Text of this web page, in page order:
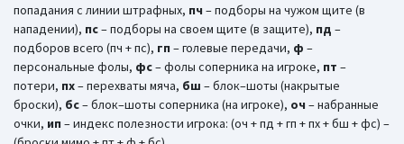
попадания с линии штрафных, пч – подборы на чужом щите (в
нападении), пс– подборы на своем щите (в защите), пд –
подборов всего (пч + пс), гп – голевые передачи, ф –
персональные фолы, фс– фолы соперника на игроке, пт –
потери, пх– перехваты мяча, бш – блок–шоты (накрытые
броски), бc– блок–шоты соперника (на игроке), оч – набранные
очки, ип – индекс полезности игрока: (оч + пд + гп + пх + бш + фс) –